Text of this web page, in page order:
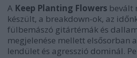
A Keep Planting Flowers bevált
készült, a breakdown-ok, az
fülbemászó gitártémák és
megjelenése mellett elsősorban
lendület és agresszió dominál.